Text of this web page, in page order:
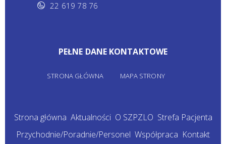
22 619 78 76
PEŁNE DANE KONTAKTOWE
STRONA GŁÓWNA MAPA STRONY
Strona główna Aktualności O SZPZLO Strefa Pacjenta
Przychodnie/Poradnie/Personel Współpraca Kontakt